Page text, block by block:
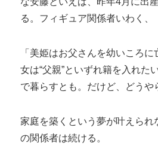
る。フィギュア関係者いわく、
「美姫はお父さんを幼いころ
女は“父親”といずれ籍を入れた
で暮らすとも。だけど、どうや
家庭を築くという夢が叶えら
の関係者は続ける。